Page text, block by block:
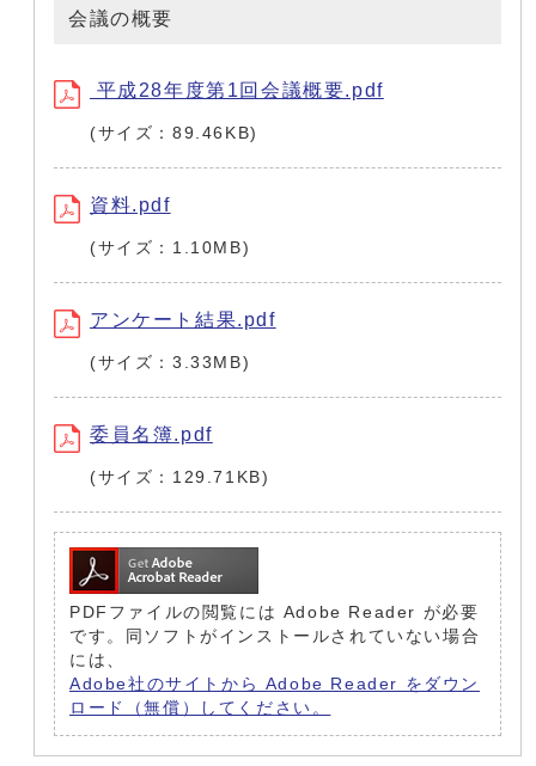
会議の概要
平成28年度第1回会議概要.pdf
(サイズ：89.46KB)
資料.pdf
(サイズ：1.10MB)
アンケート結果.pdf
(サイズ：3.33MB)
委員名簿.pdf
(サイズ：129.71KB)
PDFファイルの閲覧には Adobe Reader が必要
です。同ソフトがインストールされていない場合
には、
Adobe社のサイトから Adobe Reader をダウン
ロード（無償）してください。